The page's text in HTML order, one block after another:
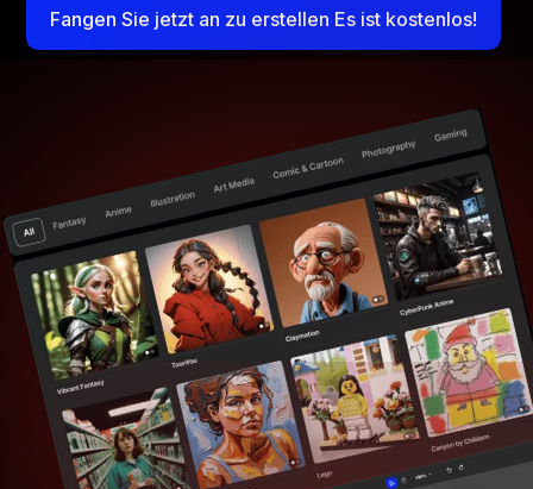
Fangen Sie jetzt an zu erstellen Es ist kostenlos!